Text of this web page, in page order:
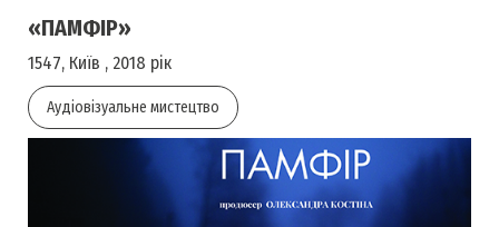
«ПАМФІР»
1547, Київ , 2018 рік
Аудіовізуальне мистецтво